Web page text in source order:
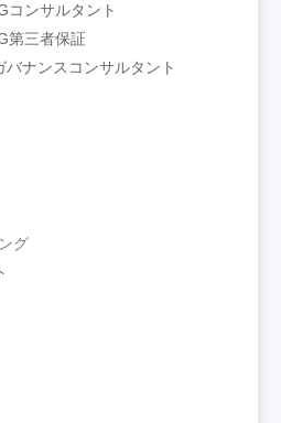
コンサルタント
第三者保証
ナンスコンサルタント
グ